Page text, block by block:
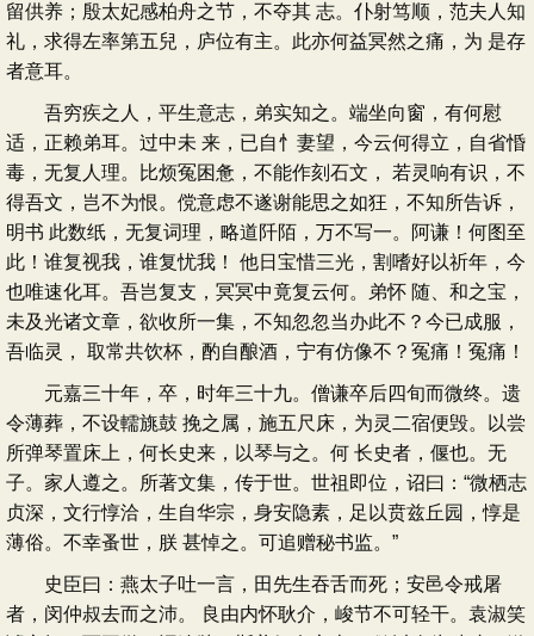
留供养；殷太妃感柏舟之节，不夺其 志。仆射笃顺，范夫人知
礼，求得左率第五兒，庐位有主。此亦何益冥然之痛，为 是存
者意耳。
吾穷疾之人，平生意志，弟实知之。端坐向窗，有何慰
适，正赖弟耳。过中未 来，已自忄妻望，今云何得立，自省惛
毒，无复人理。比烦冤困惫，不能作刻石文， 若灵响有识，不
得吾文，岂不为恨。傥意虑不遂谢能思之如狂，不知所告诉，
明书 此数纸，无复词理，略道阡陌，万不写一。阿谦！何图至
此！谁复视我，谁复忧我！ 他日宝惜三光，割嗜好以祈年，今
也唯速化耳。吾岂复支，冥冥中竟复云何。弟怀 随、和之宝，
未及光诸文章，欲收所一集，不知忽忽当办此不？今已成服，
吾临灵， 取常共饮杯，酌自酿酒，宁有仿像不？冤痛！冤痛！
元嘉三十年，卒，时年三十九。僧谦卒后四旬而微终。遗
令薄葬，不设轜旐鼓 挽之属，施五尺床，为灵二宿便毁。以尝
所弹琴置床上，何长史来，以琴与之。何 长史者，偃也。无
子。家人遵之。所著文集，传于世。世祖即位，诏曰：“微栖志
贞深，文行惇洽，生自华宗，身安隐素，足以贲兹丘园，惇是
薄俗。不幸蚤世，朕 甚悼之。可追赠秘书监。”
史臣曰：燕太子吐一言，田先生吞舌而死；安邑令戒屠
者，闵仲叔去而之沛。 良由内怀耿介，峻节不可轻干。袁淑笑